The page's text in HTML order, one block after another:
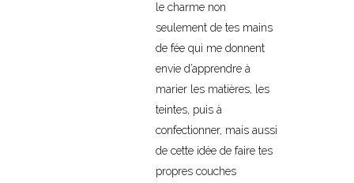
le charme non
seulement de tes mains
de fée qui me donnent
envie d’apprendre à
marier les matières, les
teintes, puis à
confectionner, mais aussi
de cette idée de faire tes
propres couches